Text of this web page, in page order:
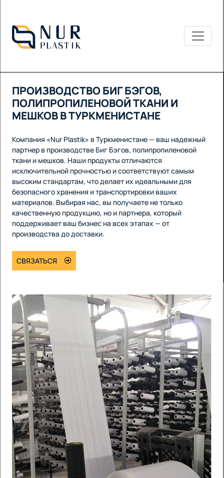
ПРОИЗВОДСТВО БИГ БЭГОВ,
ПОЛИПРОПИЛЕНОВОЙ ТКАНИ И
МЕШКОВ В ТУРКМЕНИСТАНЕ
Компания «Nur Plastik» в Туркменистане — ваш надежный
партнер в производстве Биг Бэгов, полипропиленовой
ткани и мешков. Наши продукты отличаются
исключительной прочностью и соответствуют самым
высоким стандартам, что делает их идеальными для
безопасного хранения и транспортировки ваших
материалов. Выбирая нас, вы получаете не только
качественную продукцию, но и партнера, который
поддерживает ваш бизнес на всех этапах — от
производства до доставки.
СВЯЗАТЬСЯ